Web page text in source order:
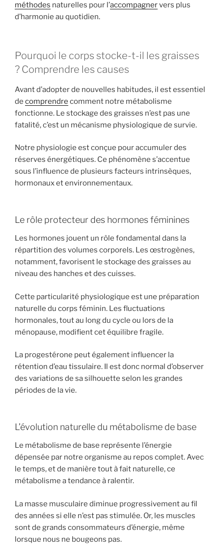
méthodes naturelles pour l’accompagnervers plus
d’harmonie au quotidien.
Pourquoi le corps stocke-t-il les graisses
? Comprendre les causes
Avant d’adopter de nouvelles habitudes, il est essentiel
de comprendre comment notre métabolisme
fonctionne. Le stockage des graisses n’est pas une
fatalité, c’est un mécanisme physiologique de survie.
Notre physiologie est conçue pour accumuler des
réserves énergétiques. Ce phénomène s’accentue
sous l’influence de plusieurs facteurs intrinsèques,
hormonaux et environnementaux.
Le rôle protecteur des hormones féminines
Les hormones jouent un rôle fondamental dans la
répartition des volumes corporels. Les œstrogènes,
notamment, favorisent le stockage des graisses au
niveau des hanches et des cuisses.
Cette particularité physiologique est une préparation
naturelle du corps féminin. Les fluctuations
hormonales, tout au long du cycle ou lors de la
ménopause, modifient cet équilibre fragile.
La progestérone peut également influencer la
rétention d’eau tissulaire. Il est donc normal d’observer
des variations de sa silhouette selon les grandes
périodes de la vie.
L’évolution naturelle du métabolisme de base
Le métabolisme de base représente l’énergie
dépensée par notre organisme au repos complet. Avec
le temps, et de manière tout à fait naturelle, ce
métabolisme a tendance à ralentir.
La masse musculaire diminue progressivement au fil
des années si elle n’est pas stimulée. Or, les muscles
sont de grands consommateurs d’énergie, même
lorsque nous ne bougeons pas.